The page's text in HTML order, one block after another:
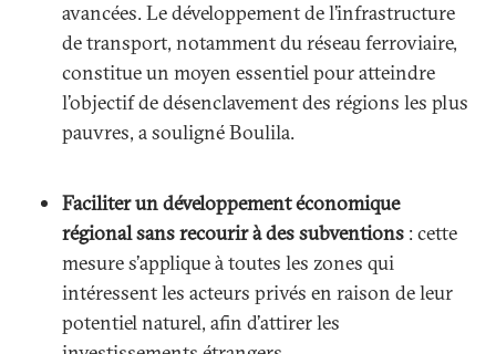
avancées. Le développement de l’infrastructure
de transport, notamment du réseau ferroviaire,
constitue un moyen essentiel pour atteindre
l’objectif de désenclavement des régions les plus
pauvres, a souligné Boulila.
Faciliter un développement économique
régional sans recourir à des subventions : cette
mesure s’applique à toutes les zones qui
intéressent les acteurs privés en raison de leur
potentiel naturel, afin d’attirer les